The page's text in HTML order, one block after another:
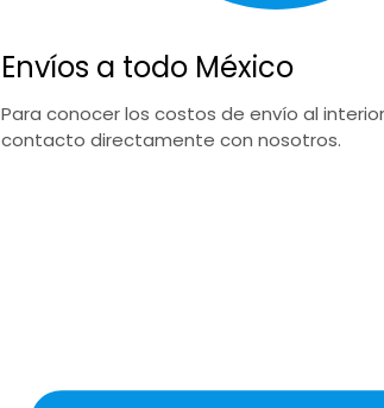
Envíos a todo México
Para conocer los costos de envío al
contacto directamente con nosotros.